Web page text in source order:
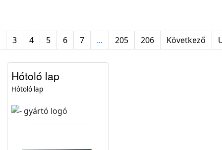
3 4 5 6 7 ... 205 206 Következő
Hótoló lap
Hótoló lap